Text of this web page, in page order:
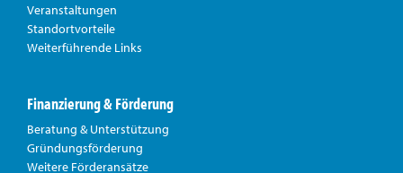
Veranstaltungen
Standortvorteile
Weiterführende Links
Finanzierung & Förderung
Beratung & Unterstützung
Gründungsförderung
Weitere Förderansätze